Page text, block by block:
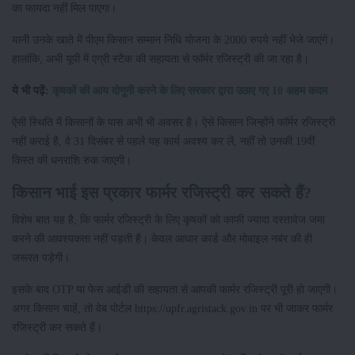
का फायदा नहीं मिल पाएगा।
यानी उनके खाते में पीएम किसान सम्मान निधि योजना के 2000 रुपये नहीं भेजे जाएंगे।
हालांकि, अभी यूपी में एग्री स्टैक की सहायता से फॉर्मर रजिस्ट्री की जा रहा है।
ये भी पढ़ें: कृषकों की आय दोगुनी करने के लिए सरकार द्वारा उठाए गए 10 अहम कदम
ऐसी स्थिति में किसानों के पास अभी भी अवसर है। ऐसे किसान जिन्होंने फॉर्मर रजिस्ट्री
नहीं कराई है, वे 31 दिसंबर से पहले यह कार्य अवश्य कर लें, नहीं तो उनकी 19वीं
किस्त की धनराशि रुक जाएगी।
विशेष बात यह है, कि फार्मर रजिस्ट्री के लिए कृषकों को काफी ज्यादा दस्तावेज जमा
करने की आवश्यकता नहीं पड़ती है। केवल आधार कार्ड और मोबाइल नबंर की ही
जरूरत पड़ेगी।
इसके बाद OTP या फेस आईडी की सहायता से आपकी फार्मर रजिस्ट्री पूरी हो जाएगी।
अगर किसान चाहें, तो वेब पोर्टल https://upfr.agristack.gov.in पर भी जाकर फार्मर
रजिस्ट्री कर सकते हैं।